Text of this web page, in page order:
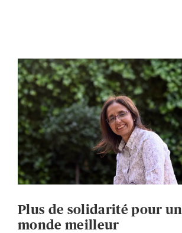
Plus de solidarité pour un
monde meilleur